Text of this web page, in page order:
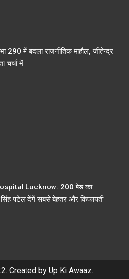
290 में बदला राजनीतिक माहौल, जीतेन्द्र
चर्चा में
Lucknow: 200 बेड का
पटेल देंगें सबसे बेहतर और किफायती
Created by Up Ki Awaaz.